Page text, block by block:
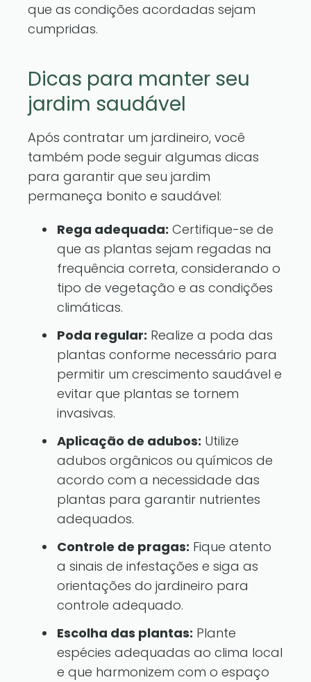
que as condições acordadas sejam
cumpridas.
Dicas para manter seu
jardim saudável
Após contratar um jardineiro, você
também pode seguir algumas dicas
para garantir que seu jardim
permaneça bonito e saudável:
Rega adequada: Certifique-se de
que as plantas sejam regadas na
frequência correta, considerando o
tipo de vegetação e as condições
climáticas.
Poda regular: Realize a poda das
plantas conforme necessário para
permitir um crescimento saudável e
evitar que plantas se tornem
invasivas.
Aplicação de adubos: Utilize
adubos orgânicos ou químicos de
acordo com a necessidade das
plantas para garantir nutrientes
adequados.
Controle de pragas: Fique atento
a sinais de infestações e siga as
orientações do jardineiro para
controle adequado.
Escolha das plantas: Plante
espécies adequadas ao clima local
e que harmonizem com o espaço